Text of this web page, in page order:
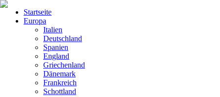
Startseite
Europa
Italien
Deutschland
Spanien
England
Griechenland
Dänemark
Frankreich
Schottland